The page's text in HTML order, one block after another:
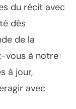
du récit avec
dès
de la
vous à notre
à jour,
avec